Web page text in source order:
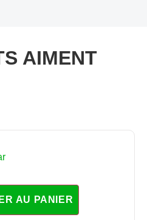
AIMENT
AU PANIER